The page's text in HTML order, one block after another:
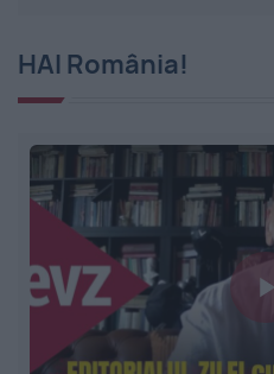
HAI România!